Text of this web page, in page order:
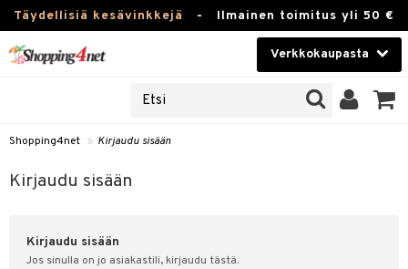
Täydellisiä kesävinkkejä - Ilmainen toimitus yli 50 €
Verkkokaupasta
Piilolinssit
Luontaistuotteet
Fitness
Shopping4net » Kirjaudu sisään
Kirjaudu sisään
Kirjaudu sisään
Jos sinulla on jo asiakastili, kirjaudu tästä.
sisään